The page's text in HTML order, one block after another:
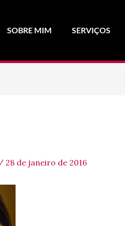
SOBRE MIM SERVIÇOS
/ 28 de janeiro de 2016